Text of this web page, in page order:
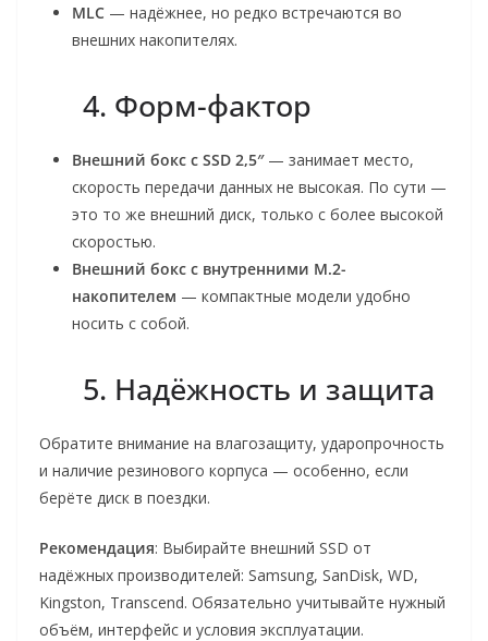
MLC — надёжнее, но редко встречаются во
внешних накопителях.
4. Форм-фактор
Внешний бокс с SSD 2,5″— занимает место,
скорость передачи данных не высокая. По сути —
это то же внешний диск, только с более высокой
скоростью.
Внешний бокс с внутренними M.2-
накопителем — компактные модели удобно
носить с собой.
5. Надёжность и защита
Обратите внимание на влагозащиту, ударопрочность
и наличие резинового корпуса — особенно, если
берёте диск в поездки.
Рекомендация: Выбирайте внешний SSD от
надёжных производителей: Samsung, SanDisk, WD,
Kingston, Transcend. Обязательно учитывайте нужный
объём, интерфейс и условия эксплуатации.